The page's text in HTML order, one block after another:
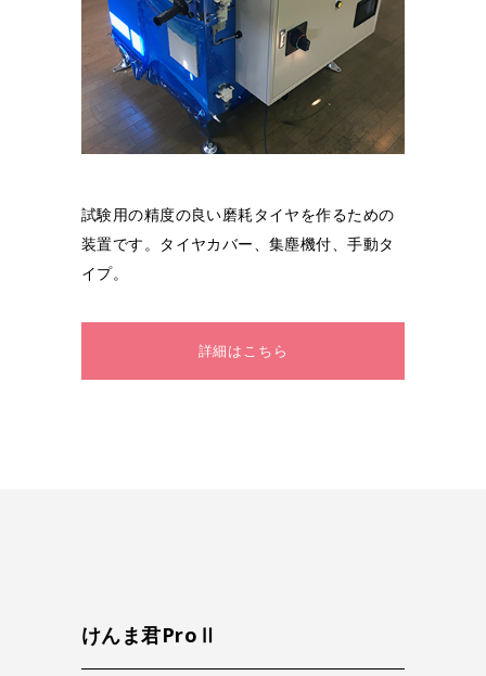
試験用の精度の良い磨耗タイヤを作るための
装置です。タイヤカバー、集塵機付、手動タ
イプ。
詳細はこちら
けんま君ProⅡ